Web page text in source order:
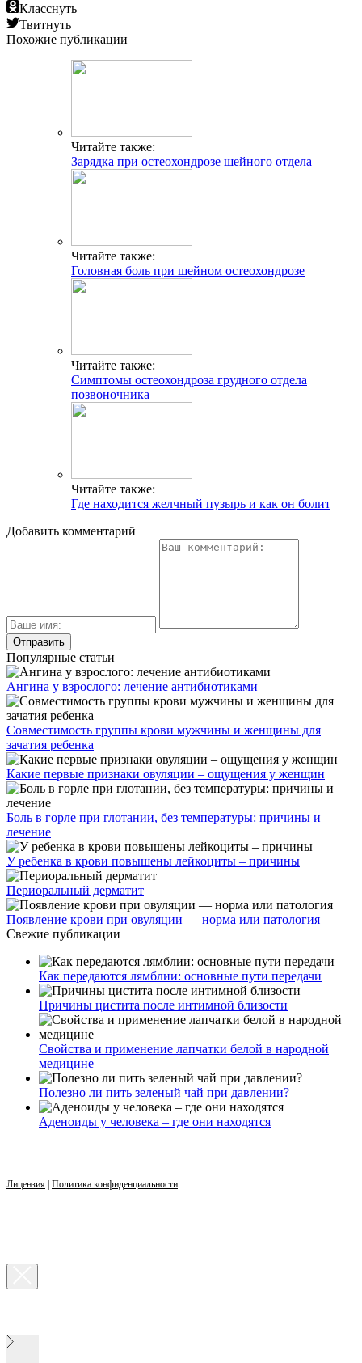
Класснуть
Твитнуть
Похожие публикации
Читайте также:
Зарядка при остеохондрозе шейного отдела
Читайте также:
Головная боль при шейном остеохондрозе
Читайте также:
Симптомы остеохондроза грудного отдела
позвоночника
Читайте также:
Где находится желчный пузырь и как он болит
Добавить комментарий
Популярные статьи
Ангина у взрослого: лечение антибиотиками
Совместимость группы крови мужчины и женщины для
зачатия ребенка
Какие первые признаки овуляции – ощущения у женщин
Боль в горле при глотании, без температуры: причины и
лечение
У ребенка в крови повышены лейкоциты – причины
Периоральный дерматит
Появление крови при овуляции — норма или патология
Свежие публикации
Как передаются лямблии: основные пути передачи
Причины цистита после интимной близости
Свойства и применение лапчатки белой в народной
медицине
Полезно ли пить зеленый чай при давлении?
Аденоиды у человека – где они находятся
Лицензия Политика конфиденциальности